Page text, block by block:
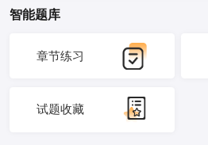
智能题库
章节练习
试题收藏